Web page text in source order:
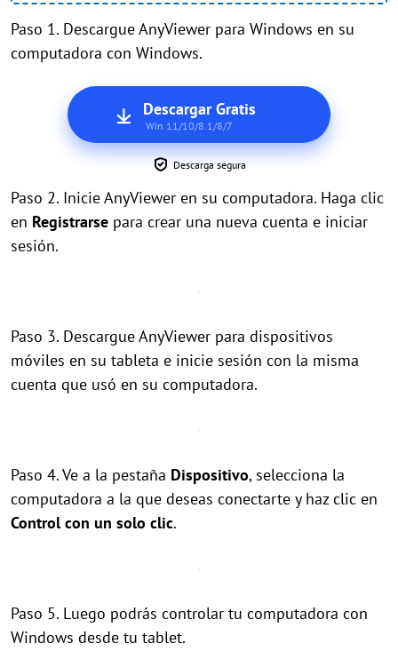
Paso 1. Descargue AnyViewer para Windows en su
computadora con Windows.
Descargar Gratis
Win 11/10/8.1/8/7
Descarga segura
Paso 2. Inicie AnyViewer en su computadora. Haga clic
en Registrarse para crear una nueva cuenta e iniciar
sesión.
Paso 3. Descargue AnyViewer para dispositivos
móviles en su tableta e inicie sesión con la misma
cuenta que usó en su computadora.
Paso 4. Ve a la pestaña Dispositivo, selecciona la
computadora a la que deseas conectarte y haz clic en
Control con un solo clic.
Paso 5. Luego podrás controlar tu computadora con
Windows desde tu tablet.